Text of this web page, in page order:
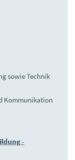
sowie Technik
Kommunikation
-